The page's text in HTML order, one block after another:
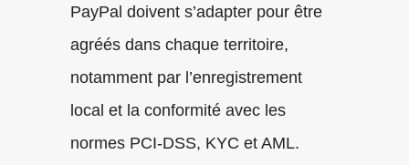
PayPal doivent s’adapter pour être
agréés dans chaque territoire,
notamment par l’enregistrement
local et la conformité avec les
normes PCI-DSS, KYC et AML.